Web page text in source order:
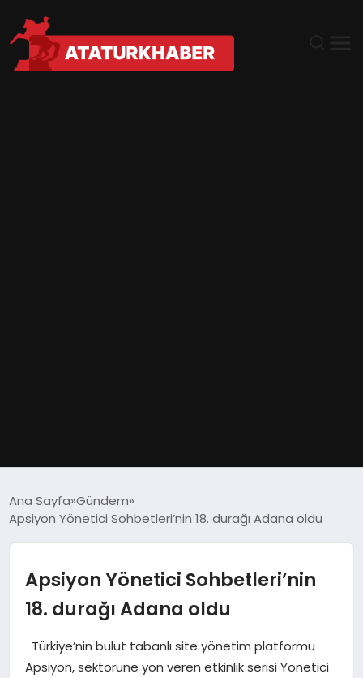
DÜNYA
EĞITIM
EKONOMI
MAGAZIN
Ana Sayfa Gündem
Apsiyon Yönetici Sohbetleri’nin 18. durağı Adana oldu
Apsiyon Yönetici Sohbetleri’nin
18. durağı Adana oldu
Türkiye’nin bulut tabanlı site yönetim platformu
Apsiyon, sektörüne yön veren etkinlik serisi Yönetici